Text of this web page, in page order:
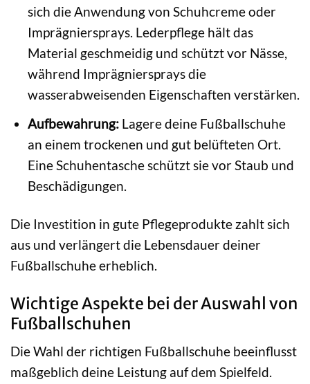
sich die Anwendung von Schuhcreme oder
Imprägniersprays. Lederpflege hält das
Material geschmeidig und schützt vor Nässe,
während Imprägniersprays die
wasserabweisenden Eigenschaften verstärken.
Aufbewahrung:Lagere deine Fußballschuhe
an einem trockenen und gut belüfteten Ort.
Eine Schuhentasche schützt sie vor Staub und
Beschädigungen.
Die Investition in gute Pflegeprodukte zahlt sich
aus und verlängert die Lebensdauer deiner
Fußballschuhe erheblich.
Wichtige Aspekte bei der Auswahl von
Fußballschuhen
Die Wahl der richtigen Fußballschuhe beeinflusst
maßgeblich deine Leistung auf dem Spielfeld.